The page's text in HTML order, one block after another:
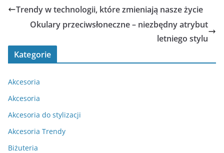
Trendy w technologii, które zmieniają nasze życie
Okulary przeciwsłoneczne – niezbędny atrybut
letniego stylu
Kategorie
Akcesoria
Akcesoria
Akcesoria do stylizacji
Akcesoria Trendy
Biżuteria